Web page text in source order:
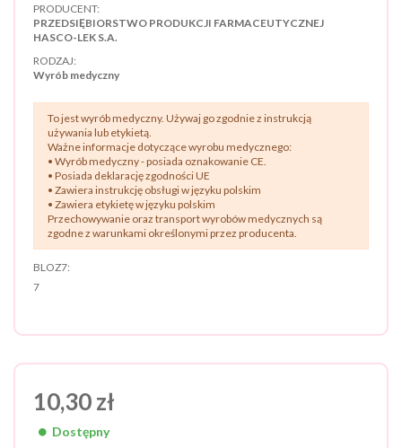
PRODUCENT:
PRZEDSIĘBIORSTWO PRODUKCJI FARMACEUTYCZNEJ
HASCO-LEK S.A.
RODZAJ:
Wyrób medyczny
To jest wyrób medyczny. Używaj go zgodnie z instrukcją
używania lub etykietą.
Ważne informacje dotyczące wyrobu medycznego:
• Wyrób medyczny - posiada oznakowanie CE.
• Posiada deklarację zgodności UE
• Zawiera instrukcję obsługi w języku polskim
• Zawiera etykietę w języku polskim
Przechowywanie oraz transport wyrobów medycznych są
zgodne z warunkami określonymi przez producenta.
BLOZ7:
7
10,30 zł
Dostępny